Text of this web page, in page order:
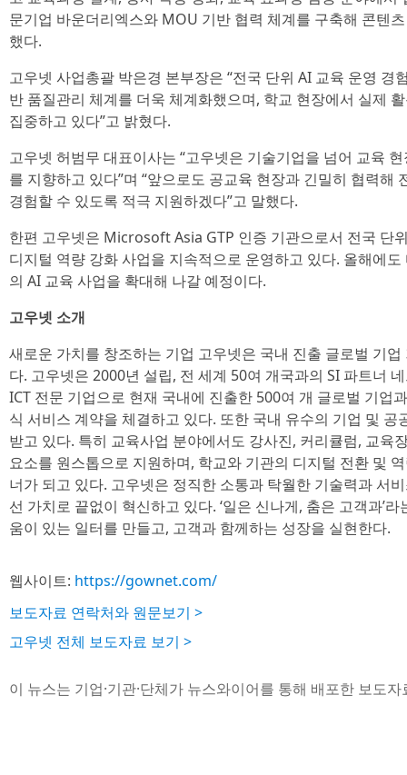
문기업 바운더리엑스와 MOU 기반 협력 체계를 구축해 콘텐
했다.
고우넷 사업총괄 박은경 본부장은 “전국 단위 AI 교육 운영 경
반 품질관리 체계를 더욱 체계화했으며, 학교 현장에서 실제
집중하고 있다”고 밝혔다.
고우넷 허범무 대표이사는 “고우넷은 기술기업을 넘어 교육
를 지향하고 있다”며 “앞으로도 공교육 현장과 긴밀히 협력해
경험할 수 있도록 적극 지원하겠다”고 말했다.
한편 고우넷은 Microsoft Asia GTP 인증 기관으로서 전국 단
디지털 역량 강화 사업을 지속적으로 운영하고 있다. 올해에
의 AI 교육 사업을 확대해 나갈 예정이다.
고우넷 소개
새로운 가치를 창조하는 기업 고우넷은 국내 진출 글로벌 기
다. 고우넷은 2000년 설립, 전 세계 50여 개국과의 SI 파트너
ICT 전문 기업으로 현재 국내에 진출한 500여 개 글로벌 기업
식 서비스 계약을 체결하고 있다. 또한 국내 유수의 기업 및
받고 있다. 특히 교육사업 분야에서도 강사진, 커리큘럼, 교육
요소를 원스톱으로 지원하며, 학교와 기관의 디지털 전환 및
너가 되고 있다. 고우넷은 정직한 소통과 탁월한 기술력과 서
선 가치로 끝없이 혁신하고 있다. ‘일은 신나게, 춤은 고객과’
움이 있는 일터를 만들고, 고객과 함께하는 성장을 실현한다.
웹사이트: https://gownet.com/
보도자료 연락처와 원문보기 >
고우넷 전체 보도자료 보기 >
이 뉴스는 기업·기관·단체가 뉴스와이어를 통해 배포한 보도